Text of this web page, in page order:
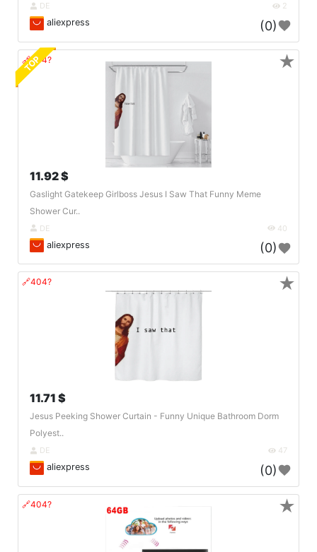
DE 2
aliexpress (0)
🔗404?
TOP
11.92 $
Gaslight Gatekeep Girlboss Jesus I Saw That Funny Meme
Shower Cur..
DE 40
aliexpress (0)
★
🔗404?
11.71 $
Jesus Peeking Shower Curtain - Funny Unique Bathroom Dorm
Polyest..
DE 47
aliexpress (0)
★
🔗404? ★